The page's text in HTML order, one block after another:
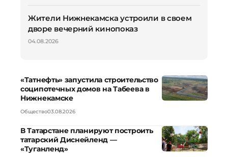
Жители Нижнекамска устроили в своем
дворе вечерний кинопоказ
04.08.2026
«Татнефть» запустила строительство
соципотечных домов на Табеева в
Нижнекамске
Общество03.08.2026
В Татарстане планируют построить
татарский Диснейленд —
«Туганленд»